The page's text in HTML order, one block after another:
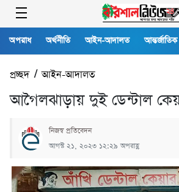
অপরাধ অর্থনীতি আইন-আদালত আন্তর্জাতিক
প্রচ্ছদ/আইন-আদালত
আগৈলঝাড়ায় দুই ডেন্টাল
নিজস্ব প্রতিবেদন
আগস্ট ২১, ২০২৩ ১২:২৯ অপরাহ্ণ